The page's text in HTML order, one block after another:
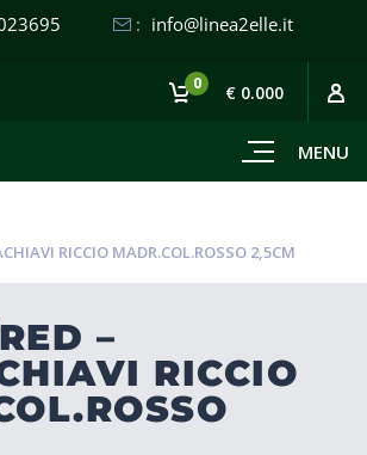
: info@linea2elle.it
MENU
0 € 0.000
RICCIO MADR.COL.ROSSO 2,5CM
–
RICCIO